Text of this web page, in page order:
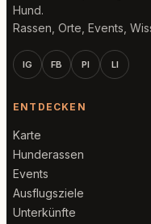
Hund.
Rassen, Orte, Events,
IG FB PI LI
ENTDECKEN
Karte
Hunderassen
Events
Ausflugsziele
Unterkünfte